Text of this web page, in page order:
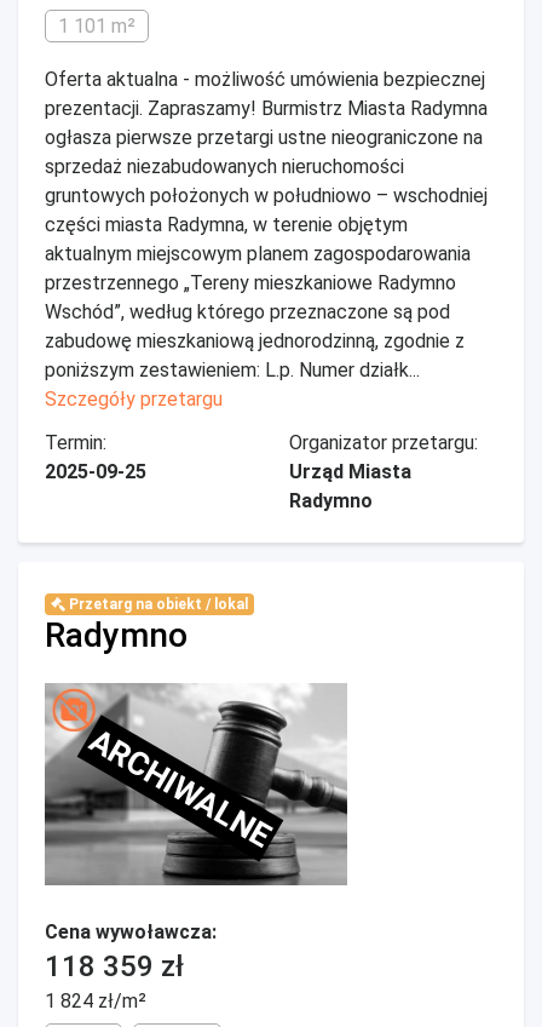
1 101 m²
Oferta aktualna - możliwość umówienia bezpiecznej
prezentacji. Zapraszamy! Burmistrz Miasta Radymna
ogłasza pierwsze przetargi ustne nieograniczone na
sprzedaż niezabudowanych nieruchomości
gruntowych położonych w południowo – wschodniej
części miasta Radymna, w terenie objętym
aktualnym miejscowym planem zagospodarowania
przestrzennego „Tereny mieszkaniowe Radymno
Wschód”, według którego przeznaczone są pod
zabudowę mieszkaniową jednorodzinną, zgodnie z
poniższym zestawieniem: L.p. Numer działk...
Szczegóły przetargu
Termin:
2025-09-25
Organizator przetargu:
Urząd Miasta
Radymno
Przetarg na obiekt / lokal
Radymno
ARCHIWALNE
Cena wywoławcza:
118 359 zł
1 824 zł/m²